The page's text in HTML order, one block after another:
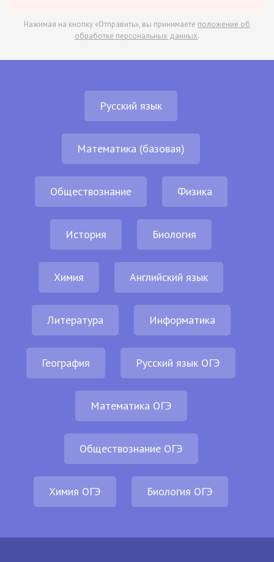
Нажимая на кнопку «Отправить», вы принимаете положение об
обработке персональных данных.
Русский язык
Математика (базовая)
Обществознание Физика
История Биология
Химия Английский язык
Литература Информатика
География Русский язык ОГЭ
Математика ОГЭ
Обществознание ОГЭ
Химия ОГЭ Биология ОГЭ